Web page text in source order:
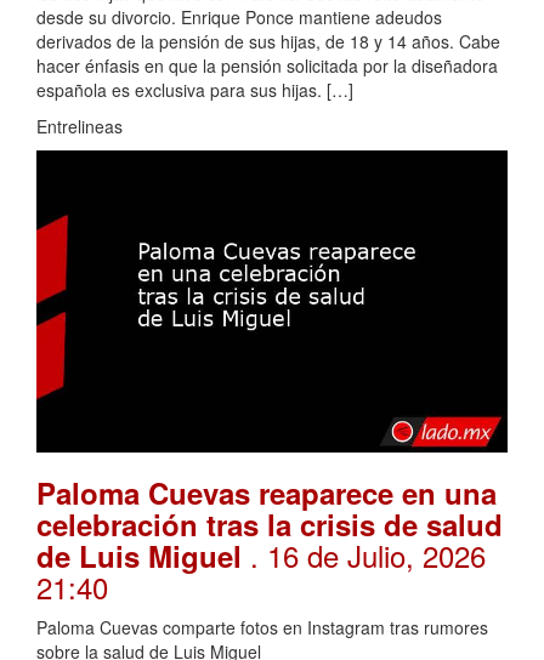
desde su divorcio. Enrique Ponce mantiene adeudos
derivados de la pensión de sus hijas, de 18 y 14 años. Cabe
hacer énfasis en que la pensión solicitada por la diseñadora
española es exclusiva para sus hijas. […]
Entrelineas
Paloma Cuevas reaparece en una
celebración tras la crisis de salud
de Luis Miguel . 16 de Julio, 2026
21:40
Paloma Cuevas comparte fotos en Instagram tras rumores
sobre la salud de Luis Miguel